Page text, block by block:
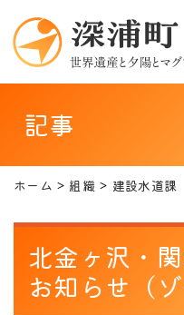
記事
ホーム 組織 建設水道課
北金ヶ沢・
お知らせ（ゾ